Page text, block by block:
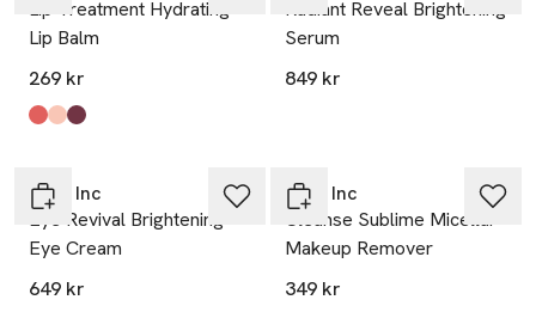
Lip Treatment Hydrating
Lip Balm
269 kr
Produkten finns i färgerna:
Sweet Cherry
Melon Pink
Plum Berry
Radiant Reveal Brightening
Serum
849 kr
Rose Inc
Eye Revival Brightening
Eye Cream
649 kr
Rose Inc
Cleanse Sublime Micellar
Makeup Remover
349 kr